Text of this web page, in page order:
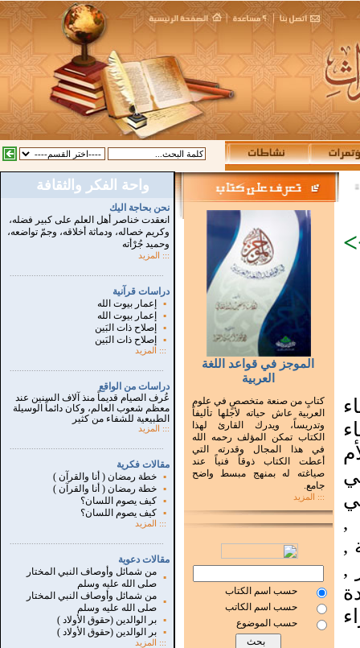
واحة الفكر والثقافة
نحن بحاجة اليك
انعقدت خناصر أهل العلم على كبير فضله،
وكريم خصاله، ودماثة أخلاقه، وجمّ تواضعه،
وحميد جُرْأته
::: المزيد
دراسات قرآنية
▪
إعمار بيوت الله
▪
إعمار بيوت الله
▪
إصلاح ذات البَين
▪
إصلاح ذات البَين
:::
المزيد
دراسات من الواقع
عُرف الصيام قديماً منذ آلاف السنين عند
معظم شعوب العالم، وكان دائماً الوسيلة
الطبيعية للشفاء من كثير
:::
المزيد
مقالات فكرية
▪
خطة رمضان ( أنا والقرآن )
▪
خطة رمضان ( أنا والقرآن )
▪
كيف يصوم اللسان؟
▪
كيف يصوم اللسان؟
:::
المزيد
مقالات دعوية
▪
من شمائل وأوصاف النبي المختار
صلى الله عليه وسلم
▪
من شمائل وأوصاف النبي المختار
صلى الله عليه وسلم
▪
بر الوالدين (حقوق الأولاد )
▪
بر الوالدين (حقوق الأولاد )
::: المزيد
الموجز في قواعد اللغة
العربية
كتابٍ من صنعة متخصصٍ في علوم
العربية عاش حياته لأجلها تأليفاً
وتدريساً، ويدرك القارئ لهذا
الكتاب تمكن المؤلف رحمه الله
في هذا المجال وقدرته التي
أعطت الكتاب ذوقاً فنياً عند
صياغته له بمنهج مبسط واضح
جامع.
::: المزيد
حسب اسم الكتاب
حسب اسم الكاتب
حسب الموضوع
,
,
,